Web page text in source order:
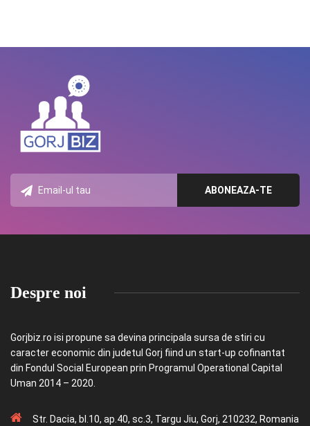
Despre noi
Gorjbiz.ro isi propune sa devina principala sursa de stiri cu
caracter economic din judetul Gorj fiind un start-up cofinantat
din Fondul Social European prin Programul Operational Capital
Uman 2014 – 2020.
Str. Dacia, bl.10, ap.40, sc.3, Targu Jiu, Gorj, 210232, Romania